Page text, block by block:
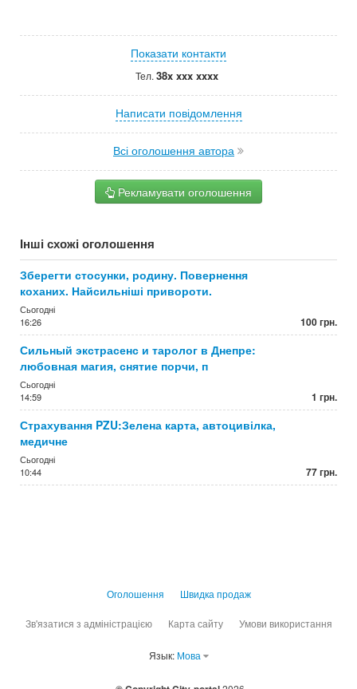
Показати контакти
Тел. 38x xxx xxxx
Написати повідомлення
Всі оголошення автора
Рекламувати оголошення
Інші схожі оголошення
Зберегти стосунки, родину. Повернення
коханих. Найсильніші привороти.
Сьогодні
16:26
100 грн.
Сильный экстрасенс и таролог в Днепре:
любовная магия, снятие порчи, п
Сьогодні
14:59
1 грн.
Страхування PZU:Зелена карта, автоцивілка,
медичне
Сьогодні
10:44
77 грн.
Оголошення Швидка продаж
Зв'язатися з адміністрацією Карта сайту Умови використання
Язык: Мова